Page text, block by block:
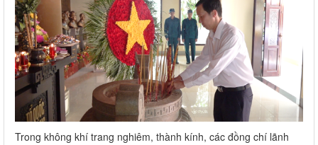
Trong không khí trang nghiêm, thành kính, các đồng chí lãnh